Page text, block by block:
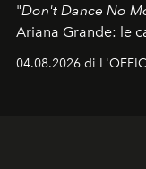
"Don't Dance No
Ariana Grande: le
colonna sonora
04.08.2026 di